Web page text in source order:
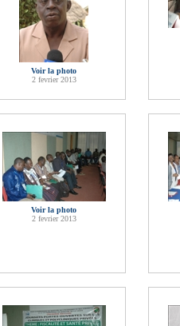
Voir la photo
2 fevrier 2013
Voir la photo
2 fevrier 2013